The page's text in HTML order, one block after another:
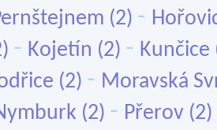
(2) -
- Kojetín (2) - Kunčice
(2) - Moravská
(2) - Přerov (2)